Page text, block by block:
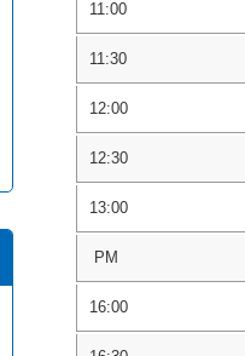
11:00
11:30
12:00
12:30
13:00
PM
16:00